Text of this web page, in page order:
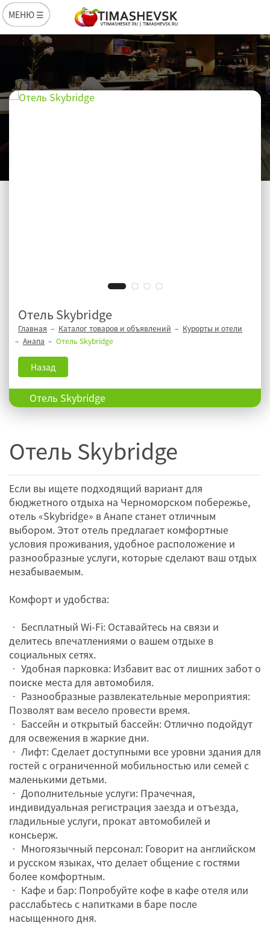
МЕНЮ ☰
Отель Skybridge
Главная Каталог товаров и объявлений
Курорты и отели
Анапа
Отель Skybridge
Назад
Отель Skybridge
Отель Skybridge
Если вы ищете подходящий вариант для
бюджетного отдыха на Черноморском побережье,
отель «Skybridge» в Анапе станет отличным
выбором. Этот отель предлагает комфортные
условия проживания, удобное расположение и
разнообразные услуги, которые сделают ваш отдых
незабываемым.
Комфорт и удобства:
• Бесплатный Wi-Fi: Оставайтесь на связи и
делитесь впечатлениями о вашем отдыхе в
социальных сетях.
• Удобная парковка: Избавит вас от лишних забот о
поиске места для автомобиля.
• Разнообразные развлекательные мероприятия:
Позволят вам весело провести время.
• Бассейн и открытый бассейн: Отлично подойдут
для освежения в жаркие дни.
• Лифт: Сделает доступными все уровни здания для
гостей с ограниченной мобильностью или семей с
маленькими детьми.
• Дополнительные услуги: Прачечная,
индивидуальная регистрация заезда и отъезда,
гладильные услуги, прокат автомобилей и
консьерж.
• Многоязычный персонал: Говорит на английском
и русском языках, что делает общение с гостями
более комфортным.
• Кафе и бар: Попробуйте кофе в кафе отеля или
расслабьтесь с напитками в баре после
насыщенного дня.